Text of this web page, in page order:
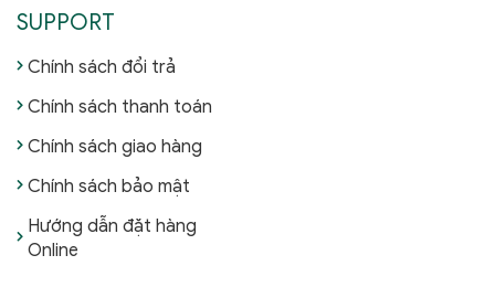
SUPPORT
Chính sách đổi trả
Chính sách thanh toán
Chính sách giao hàng
Chính sách bảo mật
Hướng dẫn đặt hàng
Online